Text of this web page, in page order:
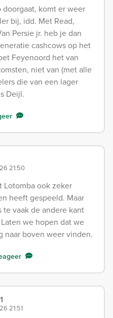
doorgaat, komt er weer
bij, idd. Met Read,
Persie jr. heb je dan
cashcows op het
Feyenoord het van
niet van (met alle
die van een lager
Deijl.
21:50
Lotomba ook zeker
heeft gespeeld. Maar
te vaak de andere kant
we hopen dat we
naar boven weer vinden.
21:51